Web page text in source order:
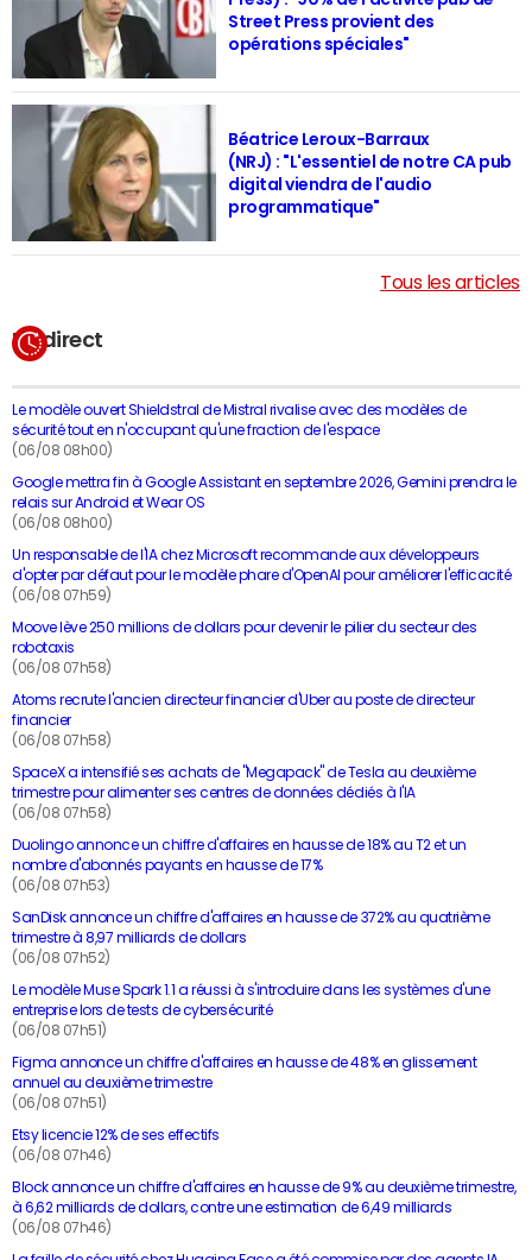
En direct
Le modèle ouvert Shieldstral de Mistral rivalise avec des modèles de
sécurité tout en n'occupant qu'une fraction de l'espace
(06/08 08h00)
Google mettra fin à Google Assistant en septembre 2026, Gemini prendra le
relais sur Android et Wear OS
(06/08 08h00)
Un responsable de l'IA chez Microsoft recommande aux développeurs
d'opter par défaut pour le modèle phare d'OpenAI pour améliorer l'efficacité
(06/08 07h59)
Moove lève 250 millions de dollars pour devenir le pilier du secteur des
robotaxis
(06/08 07h58)
Atoms recrute l'ancien directeur financier d'Uber au poste de directeur
financier
(06/08 07h58)
SpaceX a intensifié ses achats de "Megapack" de Tesla au deuxième
trimestre pour alimenter ses centres de données dédiés à l'IA
(06/08 07h58)
Duolingo annonce un chiffre d'affaires en hausse de 18% au T2 et un
nombre d'abonnés payants en hausse de 17%
(06/08 07h53)
SanDisk annonce un chiffre d'affaires en hausse de 372% au quatrième
trimestre à 8,97 milliards de dollars
(06/08 07h52)
Le modèle Muse Spark 1.1 a réussi à s'introduire dans les systèmes d'une
entreprise lors de tests de cybersécurité
(06/08 07h51)
Figma annonce un chiffre d'affaires en hausse de 48% en glissement
annuel au deuxième trimestre
(06/08 07h51)
Etsy licencie 12% de ses effectifs
(06/08 07h46)
Block annonce un chiffre d'affaires en hausse de 9% au deuxième trimestre,
à 6,62 milliards de dollars, contre une estimation de 6,49 milliards
(06/08 07h46)
Street Press provient des
opérations spéciales"
Béatrice Leroux-Barraux
(NRJ) : "L'essentiel de notre CA pub
digital viendra de l'audio
programmatique"
Tous les articles